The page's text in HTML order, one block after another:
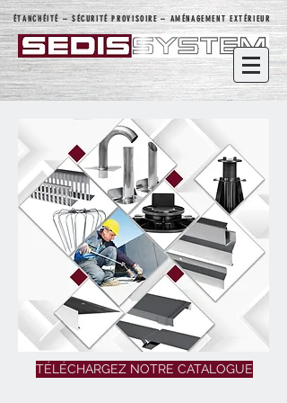
ÉTANCHÉITÉ – SÉCURITÉ PROVISOIRE – AMÉNAGEMENT EXTÉRIEUR
TÉLÉCHARGEZ NOTRE CATALOGUE